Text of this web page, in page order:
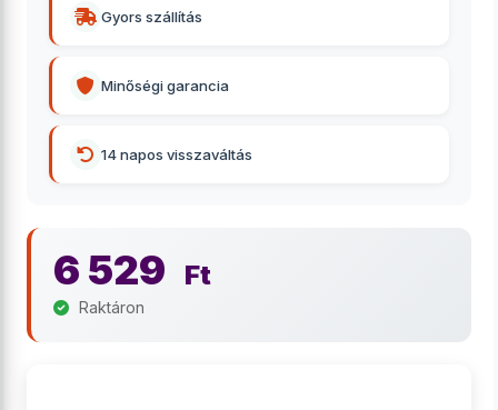
Gyors szállítás
Minőségi garancia
14 napos visszaváltás
6 529 Ft
Raktáron